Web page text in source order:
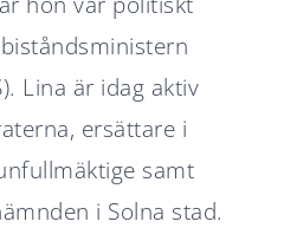
Lina är idag aktiv
ersättare i
samt
i Solna stad.